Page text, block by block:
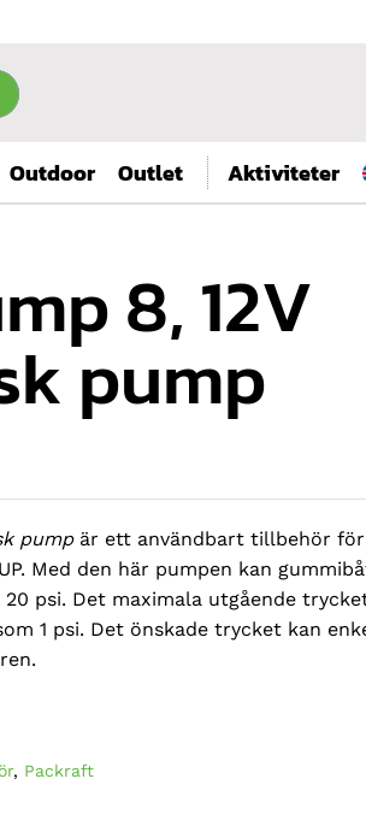
Outdoor Outlet Aktiviteter
8, 12V
pump
pumpär ett användbart tillbehör för
Med den här pumpen kan
psi. Det maximala utgående
1 psi. Det önskade trycket kan
, Packraft